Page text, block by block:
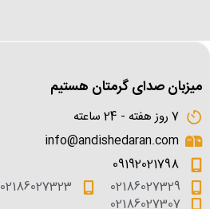
میزبان صدای گرمتان هستیم
7 روز هفته - 24 ساعته
info@andishedaran.com
09192021798
02186027329
02186027323
02186027307